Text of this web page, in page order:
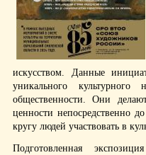
искусством. Данные
уникального
общественности. Они
ценности непосредственно
кругу людей участвовать в
Подготовленная